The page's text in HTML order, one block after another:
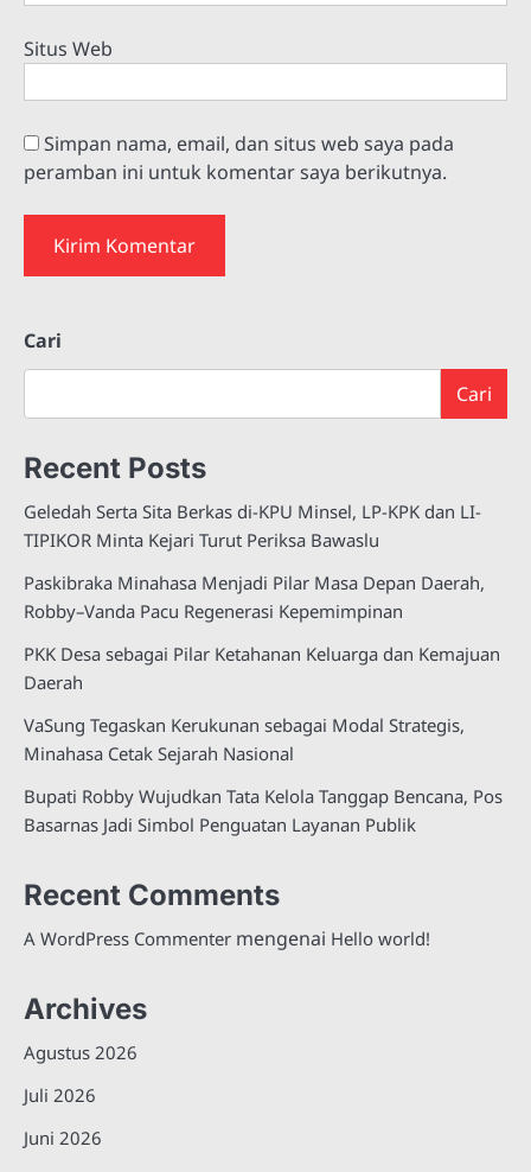
Situs Web
Simpan nama, email, dan situs web saya pada
peramban ini untuk komentar saya berikutnya.
Cari
Cari
Recent Posts
Geledah Serta Sita Berkas di-KPU Minsel, LP-KPK dan LI-
TIPIKOR Minta Kejari Turut Periksa Bawaslu
Paskibraka Minahasa Menjadi Pilar Masa Depan Daerah,
Robby–Vanda Pacu Regenerasi Kepemimpinan
PKK Desa sebagai Pilar Ketahanan Keluarga dan Kemajuan
Daerah
VaSung Tegaskan Kerukunan sebagai Modal Strategis,
Minahasa Cetak Sejarah Nasional
Bupati Robby Wujudkan Tata Kelola Tanggap Bencana, Pos
Basarnas Jadi Simbol Penguatan Layanan Publik
Recent Comments
A WordPress Commenter mengenai Hello world!
Archives
Agustus 2026
Juli 2026
Juni 2026